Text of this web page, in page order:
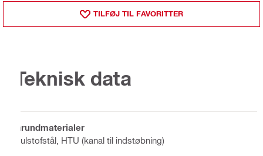
TILFØJ TIL FAVORITTER
Teknisk data
Grundmaterialer
Kulstofstål, HTU (kanal til indstøbning)